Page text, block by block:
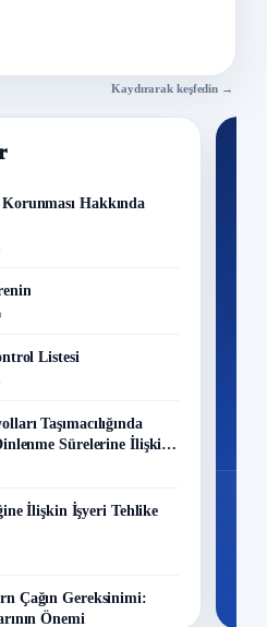
Kaydırarak keşfedin →
Hakkında
Listesi
Taşımacılığında
Sürelerine İlişkin
İlişkin İşyeri Tehlike
Çağın Gereksinimi:
Önemi